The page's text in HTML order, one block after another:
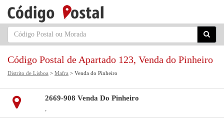
Código Postal de Apartado 123, Venda do Pinheiro
Distrito de Lisboa > Mafra > Venda do Pinheiro
2669-908 Venda Do Pinheiro
,